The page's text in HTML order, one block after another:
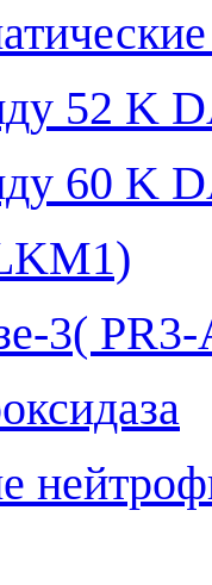
52 K
60 K
3(